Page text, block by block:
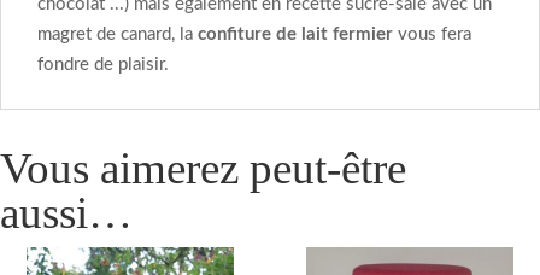
chocolat ...) mais également en recette sucré-salé avec un
magret de canard, la confiture de lait fermier vous fera
fondre de plaisir.
Vous aimerez peut-être
aussi…